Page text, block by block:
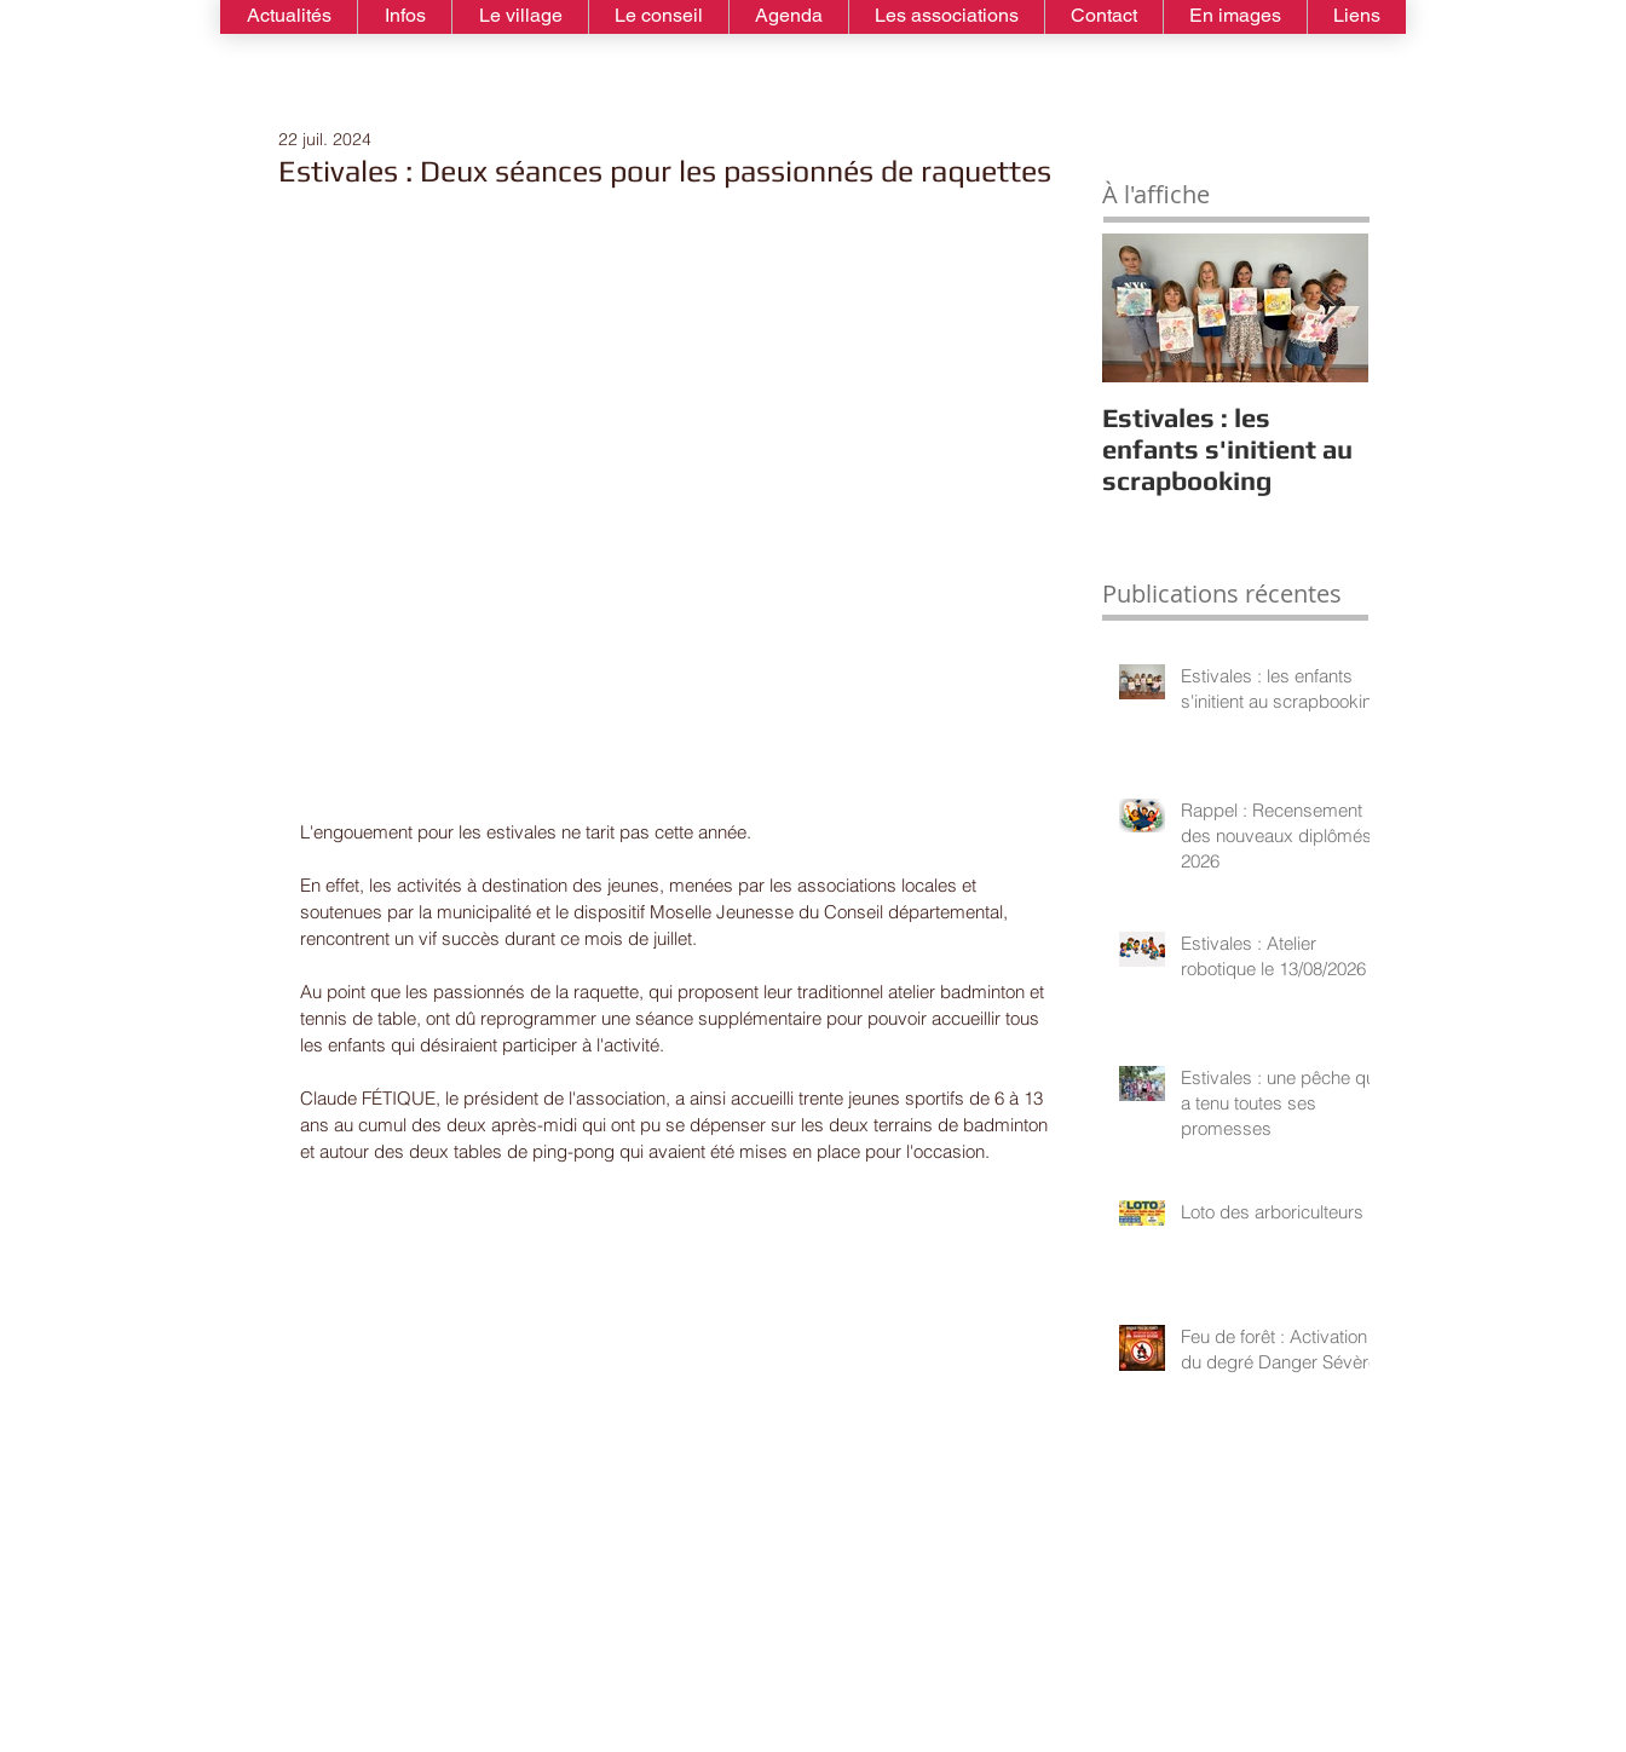
Actualités Infos Le village Le conseil Agenda Les associations Contact En images Liens
Estivales : Deux séances pour les passionnés de raquettes
22 juil. 2024
L'engouement pour les estivales ne tarit pas cette année.
En effet, les activités à destination des jeunes, menées par les associations locales et
soutenues par la municipalité et le dispositif Moselle Jeunesse du Conseil départemental,
rencontrent un vif succès durant ce mois de juillet.
Au point que les passionnés de la raquette, qui proposent leur traditionnel atelier badminton et
tennis de table, ont dû reprogrammer une séance supplémentaire pour pouvoir accueillir tous
les enfants qui désiraient participer à l'activité.
Claude FÉTIQUE, le président de l'association, a ainsi accueilli trente jeunes sportifs de 6 à 13
ans au cumul des deux après-midi qui ont pu se dépenser sur les deux terrains de badminton
et autour des deux tables de ping-pong qui avaient été mises en place pour l'occasion.
À l'affiche
Estivales : les
enfants s'initient au
scrapbooking
Publications récentes
Estivales : les enfants
s'initient au scrapbooking
Rappel : Recensement
des nouveaux diplômés
2026
Estivales : Atelier
robotique le 13/08/2026
Estivales : une pêche qui
a tenu toutes ses
promesses
Loto des arboriculteurs
Feu de forêt : Activation
du degré Danger Sévère